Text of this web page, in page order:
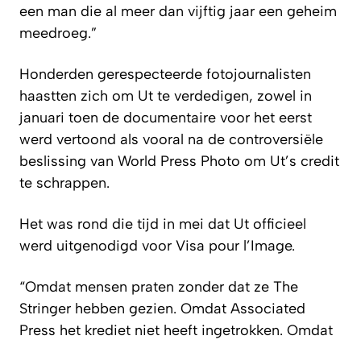
een man die al meer dan vijftig jaar een geheim
meedroeg.”
Honderden gerespecteerde fotojournalisten
haastten zich om Ut te verdedigen, zowel in
januari toen de documentaire voor het eerst
werd vertoond als vooral na de controversiële
beslissing van World Press Photo om Ut’s credit
te schrappen.
Het was rond die tijd in mei dat Ut officieel
werd uitgenodigd voor Visa pour l’Image.
“Omdat mensen praten zonder dat ze The
Stringer hebben gezien. Omdat Associated
Press het krediet niet heeft ingetrokken. Omdat